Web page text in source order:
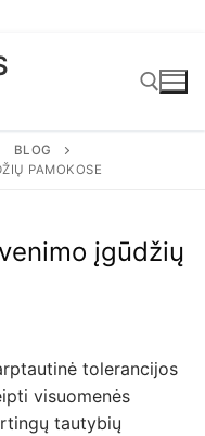
BLOG
PAMOKOSE
įgūdžių
tolerancijos
visuomenės
tautybių